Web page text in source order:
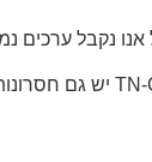
נקבל ערכים